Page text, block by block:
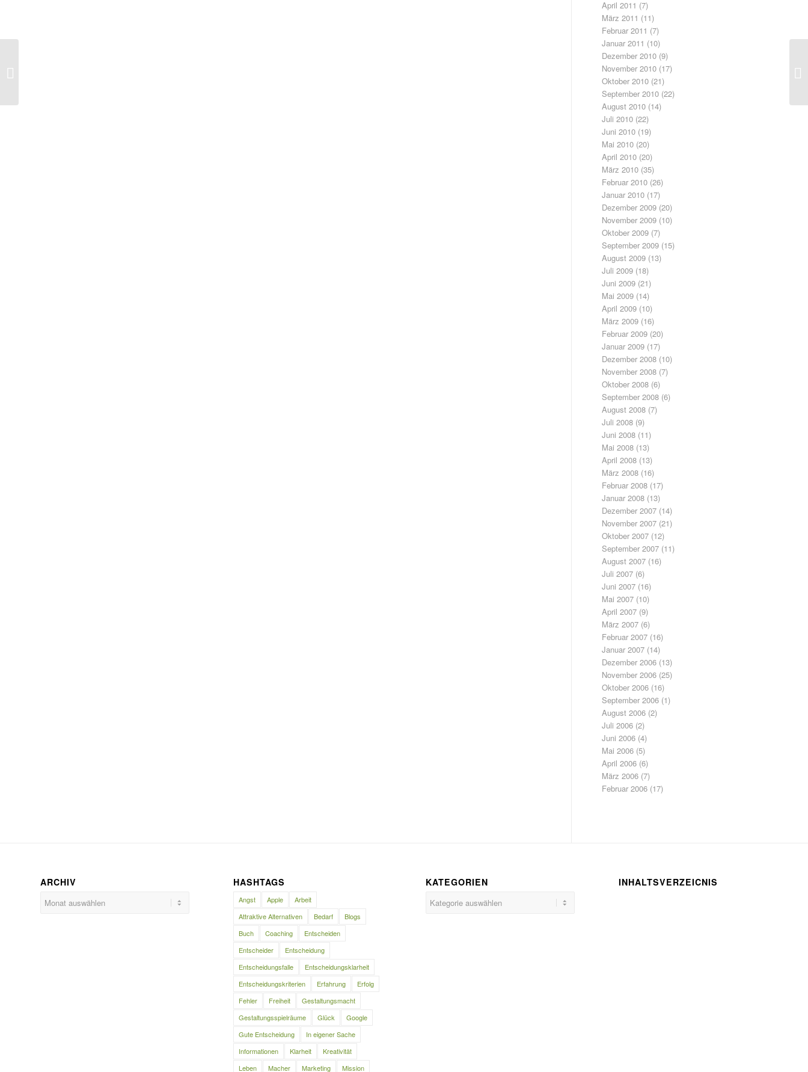
April 2011 (7)
März 2011 (11)
Februar 2011 (7)
Januar 2011 (10)
Dezember 2010 (9)
November 2010 (17)
Oktober 2010 (21)
September 2010 (22)
August 2010 (14)
Juli 2010 (22)
Juni 2010 (19)
Mai 2010 (20)
April 2010 (20)
März 2010 (35)
Februar 2010 (26)
Januar 2010 (17)
Dezember 2009 (20)
November 2009 (10)
Oktober 2009 (7)
September 2009 (15)
August 2009 (13)
Juli 2009 (18)
Juni 2009 (21)
Mai 2009 (14)
April 2009 (10)
März 2009 (16)
Februar 2009 (20)
Januar 2009 (17)
Dezember 2008 (10)
November 2008 (7)
Oktober 2008 (6)
September 2008 (6)
August 2008 (7)
Juli 2008 (9)
Juni 2008 (11)
Mai 2008 (13)
April 2008 (13)
März 2008 (16)
Februar 2008 (17)
Januar 2008 (13)
Dezember 2007 (14)
November 2007 (21)
Oktober 2007 (12)
September 2007 (11)
August 2007 (16)
Juli 2007 (6)
Juni 2007 (16)
Mai 2007 (10)
April 2007 (9)
März 2007 (6)
Februar 2007 (16)
Januar 2007 (14)
Dezember 2006 (13)
November 2006 (25)
Oktober 2006 (16)
September 2006 (1)
August 2006 (2)
Juli 2006 (2)
Juni 2006 (4)
Mai 2006 (5)
April 2006 (6)
März 2006 (7)
Februar 2006 (17)
ARCHIV HASHTAGS
Angst Apple
Arbeit
Attraktive Alternativen
Bedarf
Blogs
Buch
Coaching
Entscheiden
Entscheider
Entscheidung
Entscheidungsfalle
Entscheidungsklarheit
Entscheidungskriterien
Erfahrung
Erfolg
Fehler
Freiheit
Gestaltungsmacht
Gestaltungsspielräume
Glück
Google
Gute Entscheidung
In eigener Sache
Informationen
Klarheit
Kreativität
Leben
Macher Marketing Mission
KATEGORIEN INHALTSVERZEICNIS